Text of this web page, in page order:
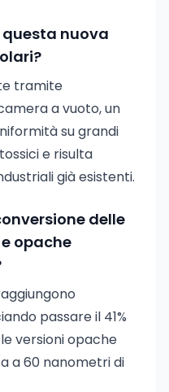
nuova
tramite
a vuoto, un
su grandi
e risulta
già esistenti.
delle
opache
passare il 41%
versioni opache
a 60 nanometri di